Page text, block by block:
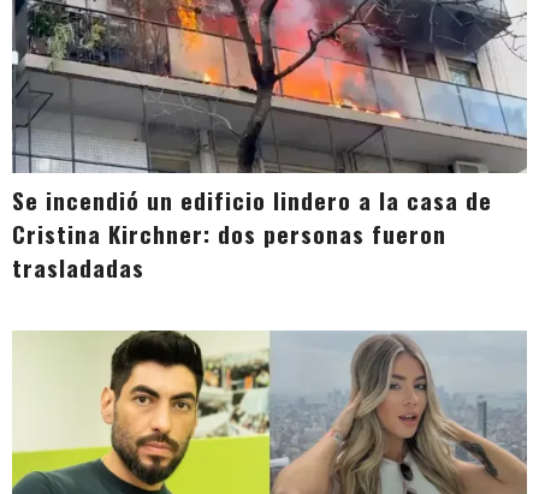
Se incendió un edificio lindero a la casa de
Cristina Kirchner: dos personas fueron
trasladadas